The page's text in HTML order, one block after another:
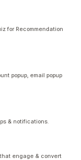
for Recommendation
popup, email popup
& notifications.
engage & convert